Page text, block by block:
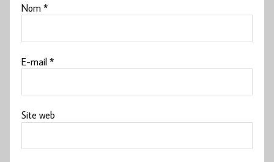
Nom*
E-mail*
Site web